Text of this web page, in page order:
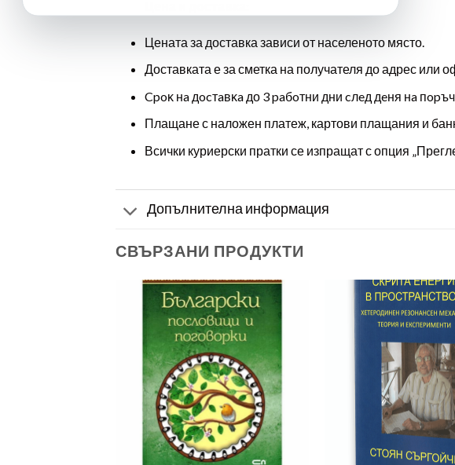
Цената за доставка зависи от населеното място.
Доставката е за сметка на получателя до адрес или
Cpoĸ нa дocтaвĸa до 3 paбoтни дни cлeд дeня нa
Плащане с наложен платеж, картови плащания и
Всички куриерски пратки се изпращат с опция
Допълнителна информация
СВЪРЗАНИ ПРОДУКТИ